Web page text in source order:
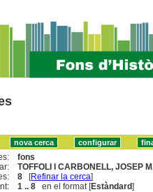
fons
TOFFOLI I CARBONELL, JOSEP
8 [Refinar la cerca]
1 .. 8 en el format [Estàndard]